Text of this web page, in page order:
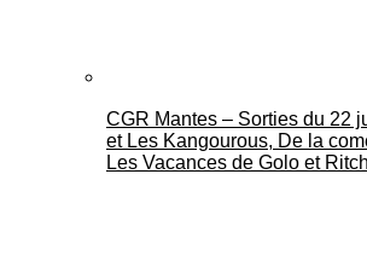
CGR Mantes – Sorties du 22
et Les Kangourous, De la
Les Vacances de Golo et